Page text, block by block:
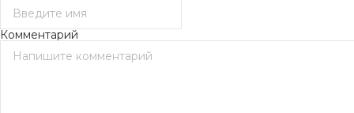
Комментарий